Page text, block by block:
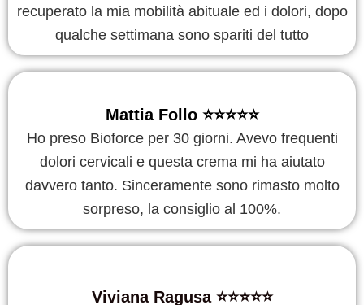
recuperato la mia mobilità abituale ed i dolori, dopo
qualche settimana sono spariti del tutto
Mattia Follo ⭐️⭐️⭐️⭐️⭐️
Ho preso Bioforce per 30 giorni. Avevo frequenti
dolori cervicali e questa crema mi ha aiutato
davvero tanto. Sinceramente sono rimasto molto
sorpreso, la consiglio al 100%.
Viviana Ragusa ⭐️⭐️⭐️⭐️⭐️